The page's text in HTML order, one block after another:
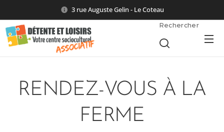
3 rue Auguste Gelin - Le Coteau
Rechercher
RENDEZ-VOUS À LA
FERME